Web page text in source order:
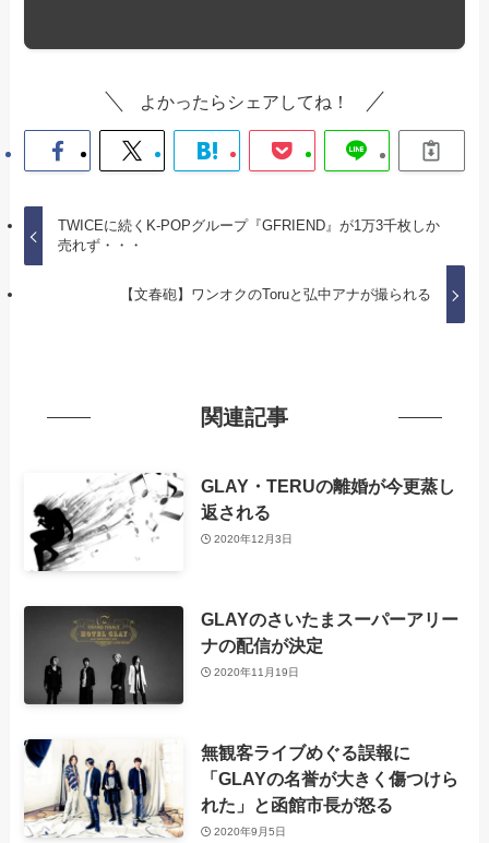
よかったらシェアしてね！
TWICEに続くK-POPグループ『GFRIEND』が1万3千枚しか
売れず・・・
【文春砲】ワンオクのToruと弘中アナが撮られる
関連記事
GLAY・TERUの離婚が今更蒸し
返される
2020年12月3日
GLAYのさいたまスーパーアリー
ナの配信が決定
2020年11月19日
無観客ライブめぐる誤報に
「GLAYの名誉が大きく傷つけら
れた」と函館市長が怒る
2020年9月5日